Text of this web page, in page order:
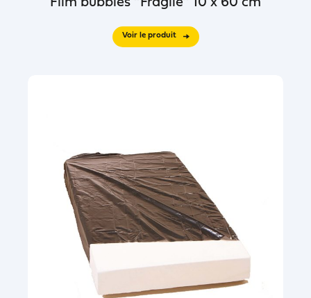
Film bubbles “Fragile” 10 x 60 cm
Voir le produit